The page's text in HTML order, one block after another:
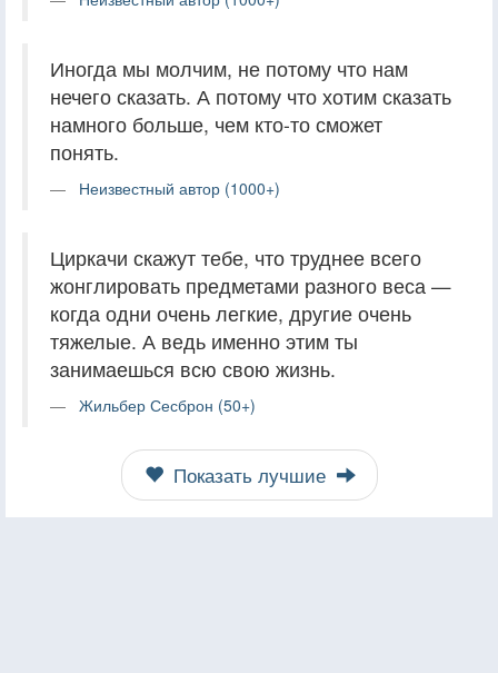
Иногда мы молчим, не потому что нам
нечего сказать. А потому что хотим сказать
намного больше, чем кто-то сможет
понять.
Неизвестный автор (1000+)
Циркачи скажут тебе, что труднее всего
жонглировать предметами разного веса —
когда одни очень легкие, другие очень
тяжелые. А ведь именно этим ты
занимаешься всю свою жизнь.
Жильбер Сесброн (50+)
Показать лучшие